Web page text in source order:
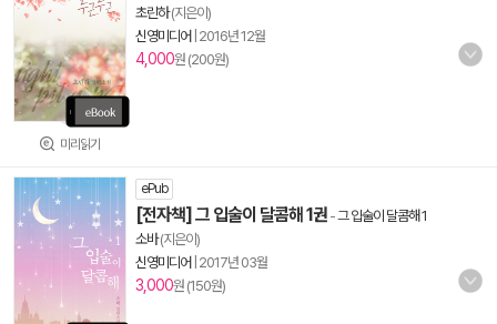
미리읽기
초린하(지은이)
신영미디어 2016년 12월
4,000원 (200원)
ePub
[전자책] 그 입술이 달콤해 1권 -그 입술이 달콤해 1
소바(지은이)
신영미디어 2017년 03월
3,000원 (150원)